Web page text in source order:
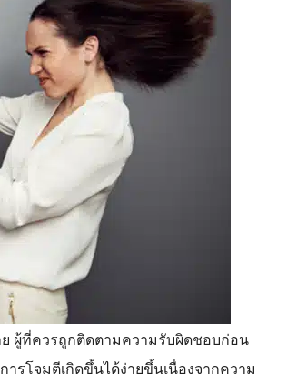
ย ผู้ที่ควรถูกติดตามความรับผิดชอบก่อน
รโจมตีเกิดขึ้นได้ง่ายขึ้นเนื่องจากความ